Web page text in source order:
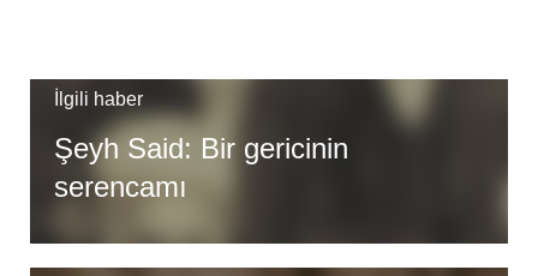
İlgili haber
Şeyh Said: Bir gericinin
serencamı